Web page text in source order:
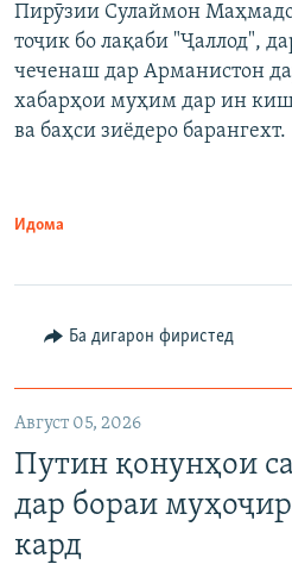
Auto 240p
720p
Пирӯзии Сулаймон
тоҷик бо лақаби "Ҷаллод",
чеченаш дар Арманистон
хабарҳои муҳим дар ин
ва баҳси зиёдеро барангехт.
Идома
Ба дигарон фиристед
Август 05, 2026
Путин қонунҳои
дар бораи
кард